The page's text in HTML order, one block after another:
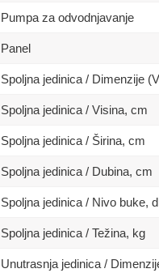
Pumpa za odvodnjavanje
Panel
Spoljna jedinica / Dimenzije
Spoljna jedinica / Visina, сm
Spoljna jedinica / Širina, сm
Spoljna jedinica / Dubina, сm
Spoljna jedinica / Nivo buke,
Spoljna jedinica / Težina, kg
Unutrasnja jedinica /